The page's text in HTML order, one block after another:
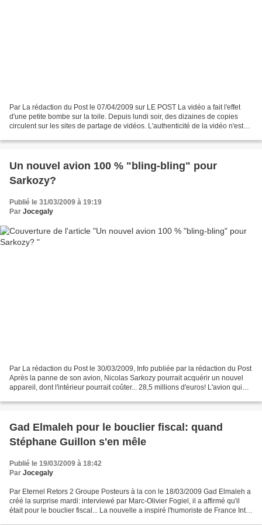
Par La rédaction du Post le 07/04/2009 sur LE POST La vidéo a fait l'effet
d'une petite bombe sur la toile. Depuis lundi soir, des dizaines de copies
circulent sur les sites de partage de vidéos. L'authenticité de la vidéo n'est
Un nouvel avion 100 % "bling-bling" pour
Sarkozy?
Publié le 31/03/2009 à 19:19
Par Jocegaly
Par La rédaction du Post le 30/03/2009, Info publiée par la rédaction du Post
Après la panne de son avion, Nicolas Sarkozy pourrait acquérir un nouvel
appareil, dont l'intérieur pourrait coûter... 28,5 millions d'euros! L'avion qui
Gad Elmaleh pour le bouclier fiscal: quand
Stéphane Guillon s'en mêle
Publié le 19/03/2009 à 18:42
Par Jocegaly
Par Eternel Retors 2 Groupe Posteurs à la con le 18/03/2009 Gad Elmaleh a
créé la surprise mardi: interviewé par Marc-Olivier Fogiel, il a affirmé qu'il
était pour le bouclier fiscal... La nouvelle a inspiré l'humoriste de France Inter